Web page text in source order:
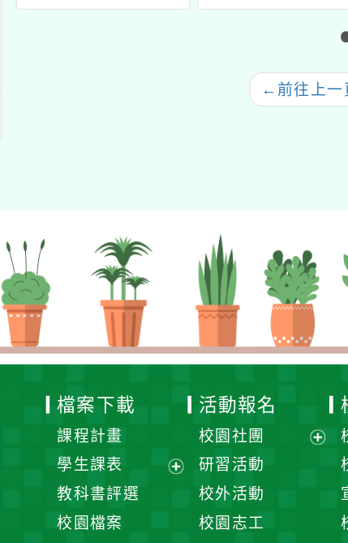
(EMBA)2026年春季碩
案設計徵選
← 前往上一
檔案下載
課程計畫
學生課表
教科書評選
校園檔案
活動報名
校園社團
研習活動
校外活動
校園志工